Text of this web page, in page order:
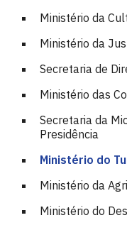
Ministério da
Ministério da
Secretaria de
Ministério das
Secretaria da
Presidência
Ministério do
Ministério da
Ministério do